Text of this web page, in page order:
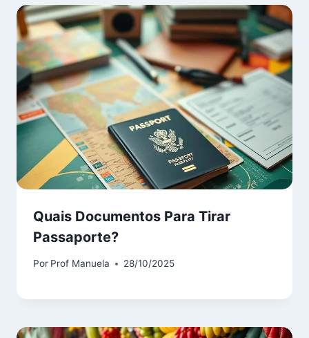
Quais Documentos Para Tirar
Passaporte?
Por Prof Manuela 28/10/2025